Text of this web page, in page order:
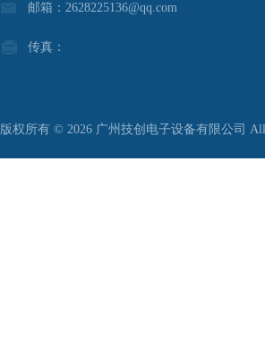
邮箱：2628225136@qq.com
传真：
版权所有 © 2026 广州技创电子设备有限公司 All